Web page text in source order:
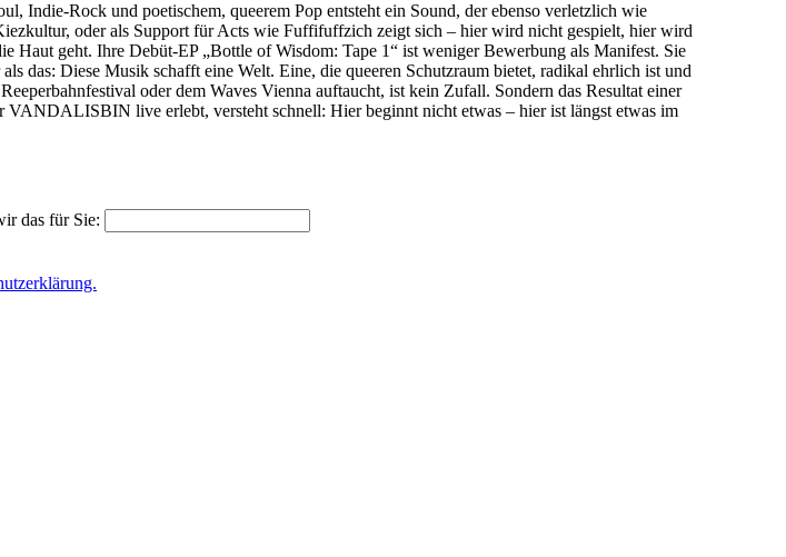
Rock und poetischem, queerem Pop entsteht ein Sound, der ebenso verletzlich wie
oder als Support für Acts wie Fuffifuffzich zeigt sich – hier wird nicht gespielt, hier wird
Haut geht. Ihre Debüt-EP „Bottle of Wisdom: Tape 1“ ist weniger Bewerbung als Manifest. Sie
Diese Musik schafft eine Welt. Eine, die queeren Schutzraum bietet, radikal ehrlich ist und
oder dem Waves Vienna auftaucht, ist kein Zufall. Sondern das Resultat einer
live erlebt, versteht schnell: Hier beginnt nicht etwas – hier ist längst etwas im
das für Sie: